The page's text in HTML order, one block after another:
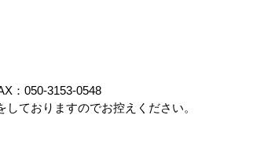
：050-3153-0548
ておりますのでお控えください。